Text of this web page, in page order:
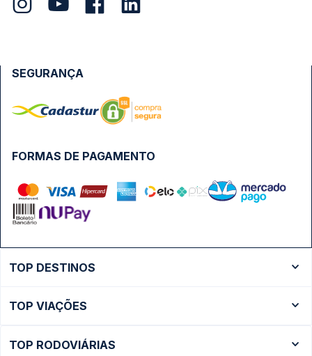
FORMAS DE PAGAMENTO
SEGURANÇA
TOP DESTINOS
Ônibus São Paulo
TOP VIAÇÕES
TOP RODOVIÁRIAS